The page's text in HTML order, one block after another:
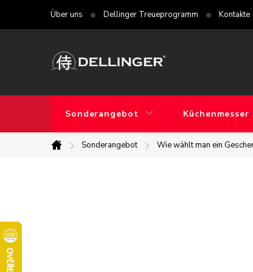
Über uns Dellinger Treueprogramm Kontakte
Sonderangebot Küchenmesser
Startseite
Sonderangebot Wie wählt man ein